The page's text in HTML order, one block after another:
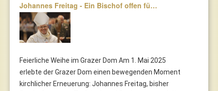
Johannes Freitag - Ein Bischof offen fü…
Feierliche Weihe im Grazer Dom Am 1. Mai 2025
erlebte der Grazer Dom einen bewegenden Moment
kirchlicher Erneuerung: Johannes Freitag, bisher